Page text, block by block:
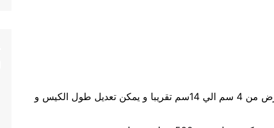
حجم الكيس طول الكيس من 5 سم الي 20 سم وعرض من 4 سم الي 14سم تقريبا و يمكن تعديل طول الكيس و